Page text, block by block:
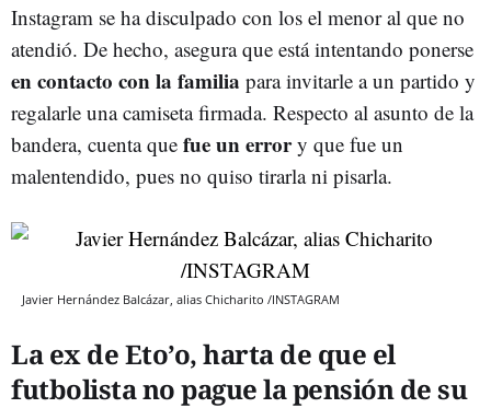
Instagram se ha disculpado con los el menor al que no
atendió. De hecho, asegura que está intentando ponerse
en contacto con la familia para invitarle a un partido y
regalarle una camiseta firmada. Respecto al asunto de la
bandera, cuenta que fue un errory que fue un
malentendido, pues no quiso tirarla ni pisarla.
Javier Hernández Balcázar, alias Chicharito /INSTAGRAM
La ex de Eto’o, harta de que el
futbolista no pague la pensión de su